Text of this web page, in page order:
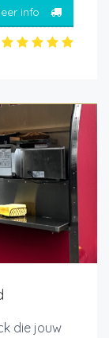
info
die jouw